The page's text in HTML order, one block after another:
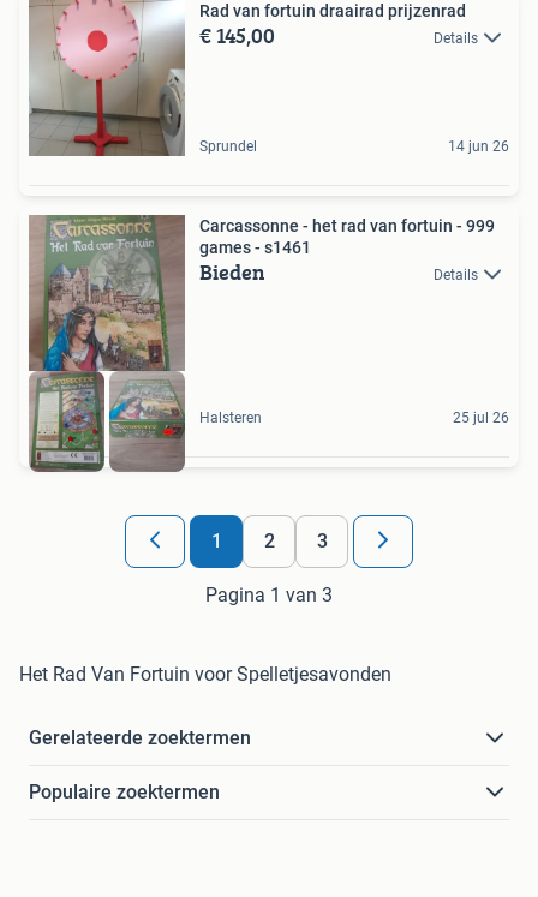
Rad van fortuin draairad prijzenrad
€ 145,00 Details
Sprundel 14 jun 26
Carcassonne - het rad van fortuin - 999
games - s1461
Bieden Details
Halsteren 25 jul 26
1 2 3
Pagina 1 van 3
Het Rad Van Fortuin voor Spelletjesavonden
Gerelateerde zoektermen
Populaire zoektermen